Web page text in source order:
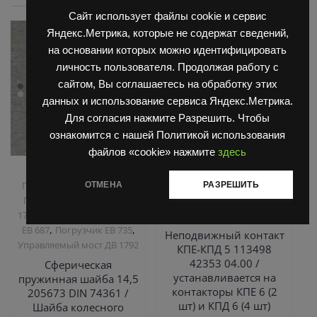
Сайт использует файлы cookie и сервис
Яндекс.Метрика, которые не содержат сведений,
на основании которых можно идентифицировать
личность пользователя. Продолжая работу с
сайтом, Вы соглашаетесь на обработку этих
данных и использование сервиса Яндекс.Метрика.
Для согласия нажмите Разрешить. Чтобы
ознакомится с нашей Политикой использования
файлов «cookie» нажмите здесь
ОТМЕНА РАЗРЕШИТЬ
Погрузчик ДВ 1661 , 1621
Погрузчик ДВ 1792, 1788,
1794, 1784, 1786
ЕВ 687, Погрузчик ЕВ 735,
Управляемый мост ДВ 1792
Сферическая
пружинная шайба 14,5
205673 DIN 74361 /
Шайба колесного
Запчасти Балканкар,
Запчасти ЕП 001 / ЕП 006 /
ЕП 011 / ЕС 301,Погрузчик
Неподвижный контакт
КПЕ-КПД 5 113498
42353 04.00 /
устанавливается на
контакторы КПЕ 6 (2
шт) и КПД 6 (4 шт)